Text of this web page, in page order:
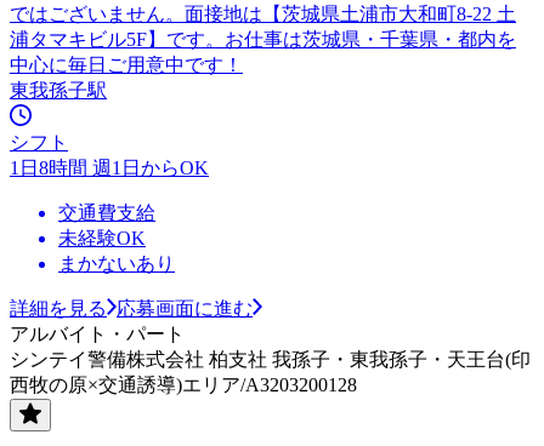
ではございません。面接地は【茨城県土浦市大和町8-22 土
浦タマキビル5F】です。お仕事は茨城県・千葉県・都内を
中心に毎日ご用意中です！
東我孫子駅
シフト
1日8時間 週1日からOK
交通費支給
未経験OK
まかないあり
詳細を見る
応募画面に進む
アルバイト・パート
シンテイ警備株式会社 柏支社 我孫子・東我孫子・天王台(印
西牧の原×交通誘導)エリア/A3203200128